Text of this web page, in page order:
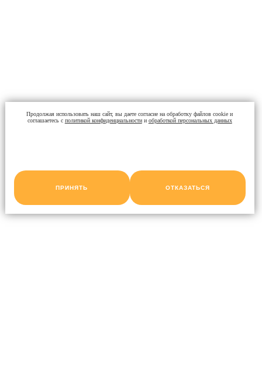
Продолжая использовать наш сайт, вы даете согласие на обработку файлов cookie и
соглашаетесь с политикой конфиденциальностии обработкой персональных данных
ПРИНЯТЬ ОТКАЗАТЬСЯ